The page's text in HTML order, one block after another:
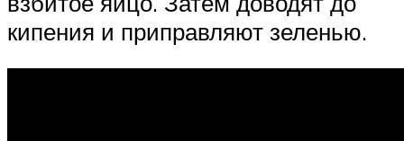
кипения и приправляют зеленью.